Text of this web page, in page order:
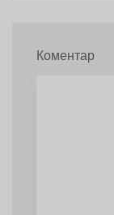
Коментар